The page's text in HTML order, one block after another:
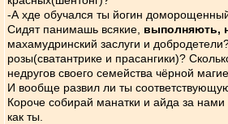
-А хде обучался ты йогин
Сидят панимашь всякие, выполняють,
махамудринский заслуги и
розы(сватантрике и прасангики)?
недругов своего семейства чёрной
И вообще развил ли ты
Короче собирай манатки и айда за
как ты.